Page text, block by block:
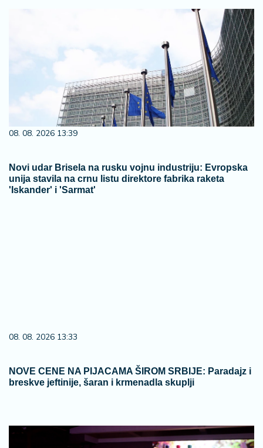
08. 08. 2026 13:39
Novi udar Brisela na rusku vojnu industriju: Evropska
unija stavila na crnu listu direktore fabrika raketa
'Iskander' i 'Sarmat'
08. 08. 2026 13:33
NOVE CENE NA PIJACAMA ŠIROM SRBIJE: Paradajz i
breskve jeftinije, šaran i krmenadla skuplji